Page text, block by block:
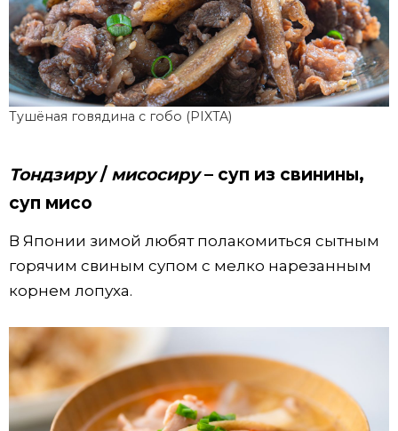
Тушёная говядина с гобо (PIXTA)
Тондзиру/ мисосиру– суп из свинины,
суп мисо
В Японии зимой любят полакомиться сытным
горячим свиным супом с мелко нарезанным
корнем лопуха.